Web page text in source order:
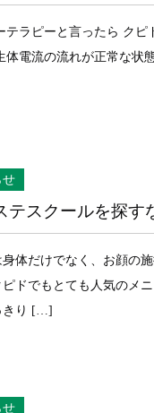
テラピーと言ったら
体電流の流れが正常な状
せ
テスクールを探す
体だけでなく、お顔の
ピドでもとても人気の
きり […]
せ